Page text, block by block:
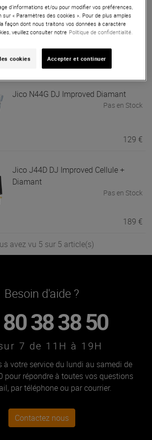
JicoN44G DJ Improved Aurora
Diamant (la paire)
Pas en Stock
Jico N44G DJ Improved Diamant
Pas en Stock
129 €
JicoJ44D DJ Improved Cellule +
Diamant
Pas en Stock
189 €
avez vu 5 sur 5 article(s)
Besoin d'aide ?
38 38 50
7 de 11H à 19H
à votre service du lundi au samedi de
pour répondre à toutes vos questions
par téléphone ou par courrier.
Contactez nous
d'informations et/ou pour modifier vos préférences,
sur « Paramètres des cookies ». Pour de plus amples
façon dont nous traitons vos données à caractère
veuillez consulter notre Politique de confidentialité.
cookies Accepter et continuer